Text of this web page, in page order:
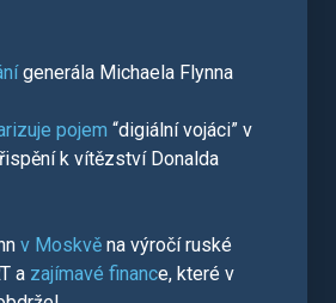
generála Michaela Flynna
pojem “digiální vojáci” v
k vítězství Donalda
v Moskvě na výročí ruské
a zajímavé finance, které v